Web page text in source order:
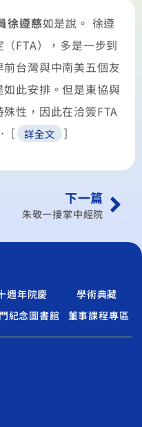
徐遵慈如是說。 徐遵
FTA），多是一步到
台灣與中南美五個友
此安排。但是東協與
性，因此在洽簽FTA
［
詳全文 ］
下一篇
朱敬一接掌中經院
週年院慶
學術典藏
紀念圖書館
董事課程專區